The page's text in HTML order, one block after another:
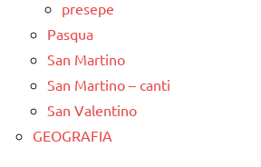
presepe
Pasqua
San Martino
San Martino – canti
San Valentino
GEOGRAFIA